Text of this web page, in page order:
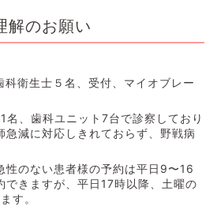
解のお願い
衛生士５名、受付、マイオブレー
名、歯科ユニット7台で診察しており
急減に対応しきれておらず、野戦病
性のない患者様の予約は平日9〜16
できますが、平日17時以降、土曜の
す。